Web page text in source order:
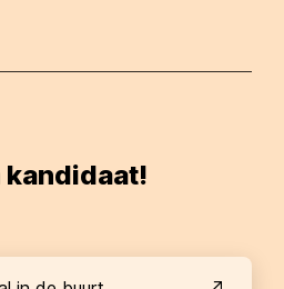
kandidaat!